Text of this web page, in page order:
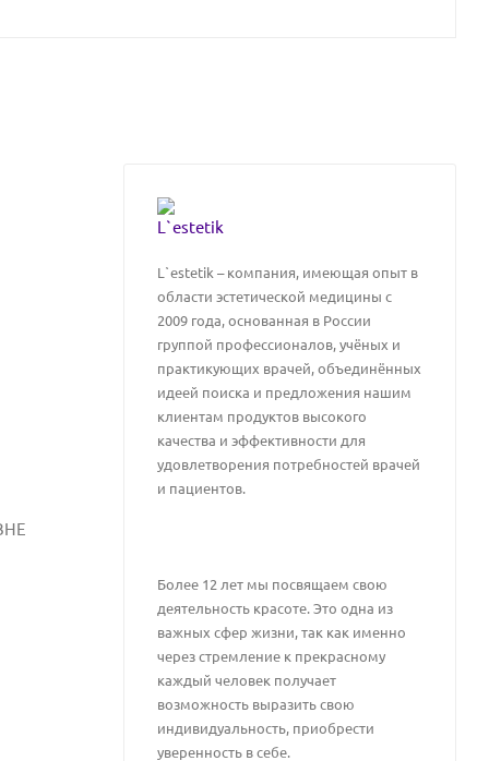
L`estetik – компания, имеющая опыт в
области эстетической медицины с
2009 года, основанная в России
группой профессионалов, учёных и
практикующих врачей, объединённых
идеей поиска и предложения нашим
клиентам продуктов высокого
качества и эффективности для
удовлетворения потребностей врачей
и пациентов.
Более 12 лет мы посвящаем свою
деятельность красоте. Это одна из
важных сфер жизни, так как именно
через стремление к прекрасному
каждый человек получает
возможность выразить свою
индивидуальность, приобрести
уверенность в себе.